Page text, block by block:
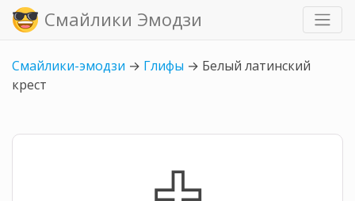
Смайлики Эмодзи
Смайлики-эмодзи → Глифы → Белый латинский
крест